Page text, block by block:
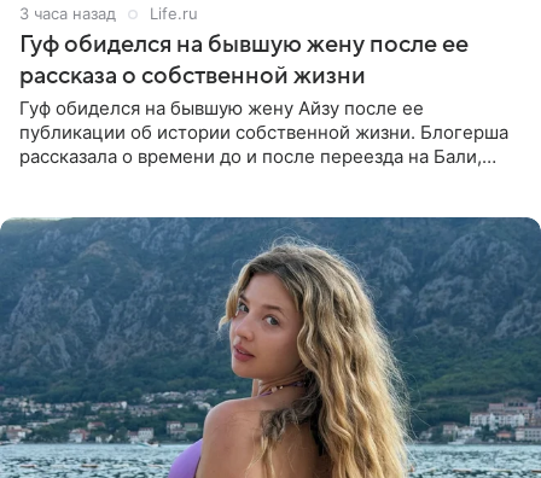
3 часа назад Life.ru
Гуф обиделся на бывшую жену после ее
рассказа о собственной жизни
Гуф обиделся на бывшую жену Айзу после ее
публикации об истории собственной жизни. Блогерша
рассказала о времени до и после переезда на Бали,